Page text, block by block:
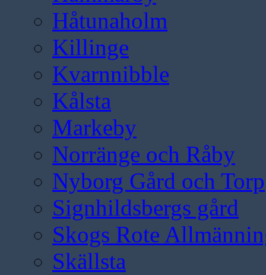
Håtunaholm
Killinge
Kvarnnibble
Kålsta
Markeby
Norränge och Råby
Nyborg Gård och Torp
Signhildsbergs gård
Skogs Rote
Skällsta